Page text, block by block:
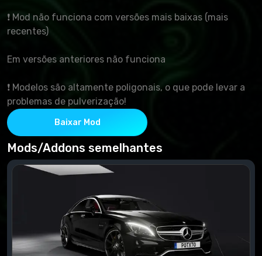
❗ Mod não funciona com versões mais baixas (mais
recentes)
Em versões anteriores não funciona
❗ Modelos são altamente poligonais, o que pode levar a
problemas de pulverização!
Baixar Mod
Mods/Addons semelhantes